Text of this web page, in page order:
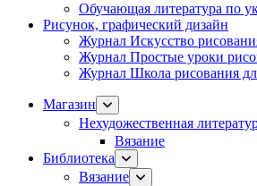
Обучающая литература по
Рисунок, графический дизайн
Журнал Искусство
Журнал Простые уроки
Журнал Школа рисования
Магазин
Нехудожественная
Вязание
Библиотека
Вязание